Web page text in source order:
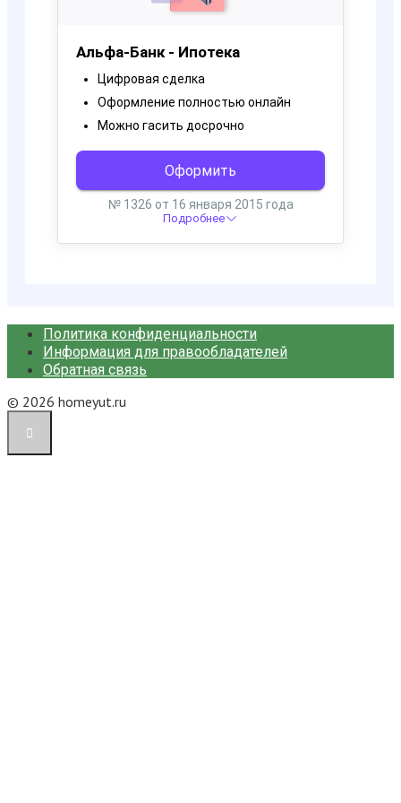
Политика конфиденциальности
Информация для правообладателей
Обратная связь
© 2026 homeyut.ru